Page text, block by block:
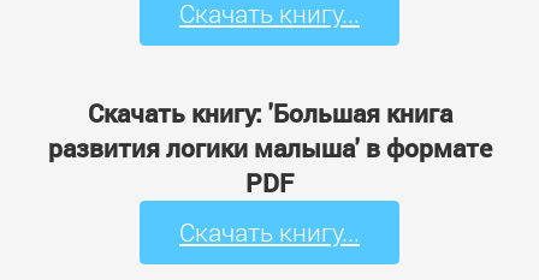
Скачать книгу...
Скачать книгу: 'Большая книга
развития логики малыша' в формате
PDF
Скачать книгу...